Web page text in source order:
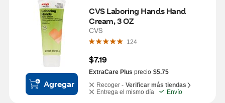
Agregar
CVS Laboring Hands Hand
Cream, 3 OZ
CVS
124
$7.19
ExtraCare Plus precio $5.75
Recoger - Verificar más tiendas
Entrega el mismo día
Envío